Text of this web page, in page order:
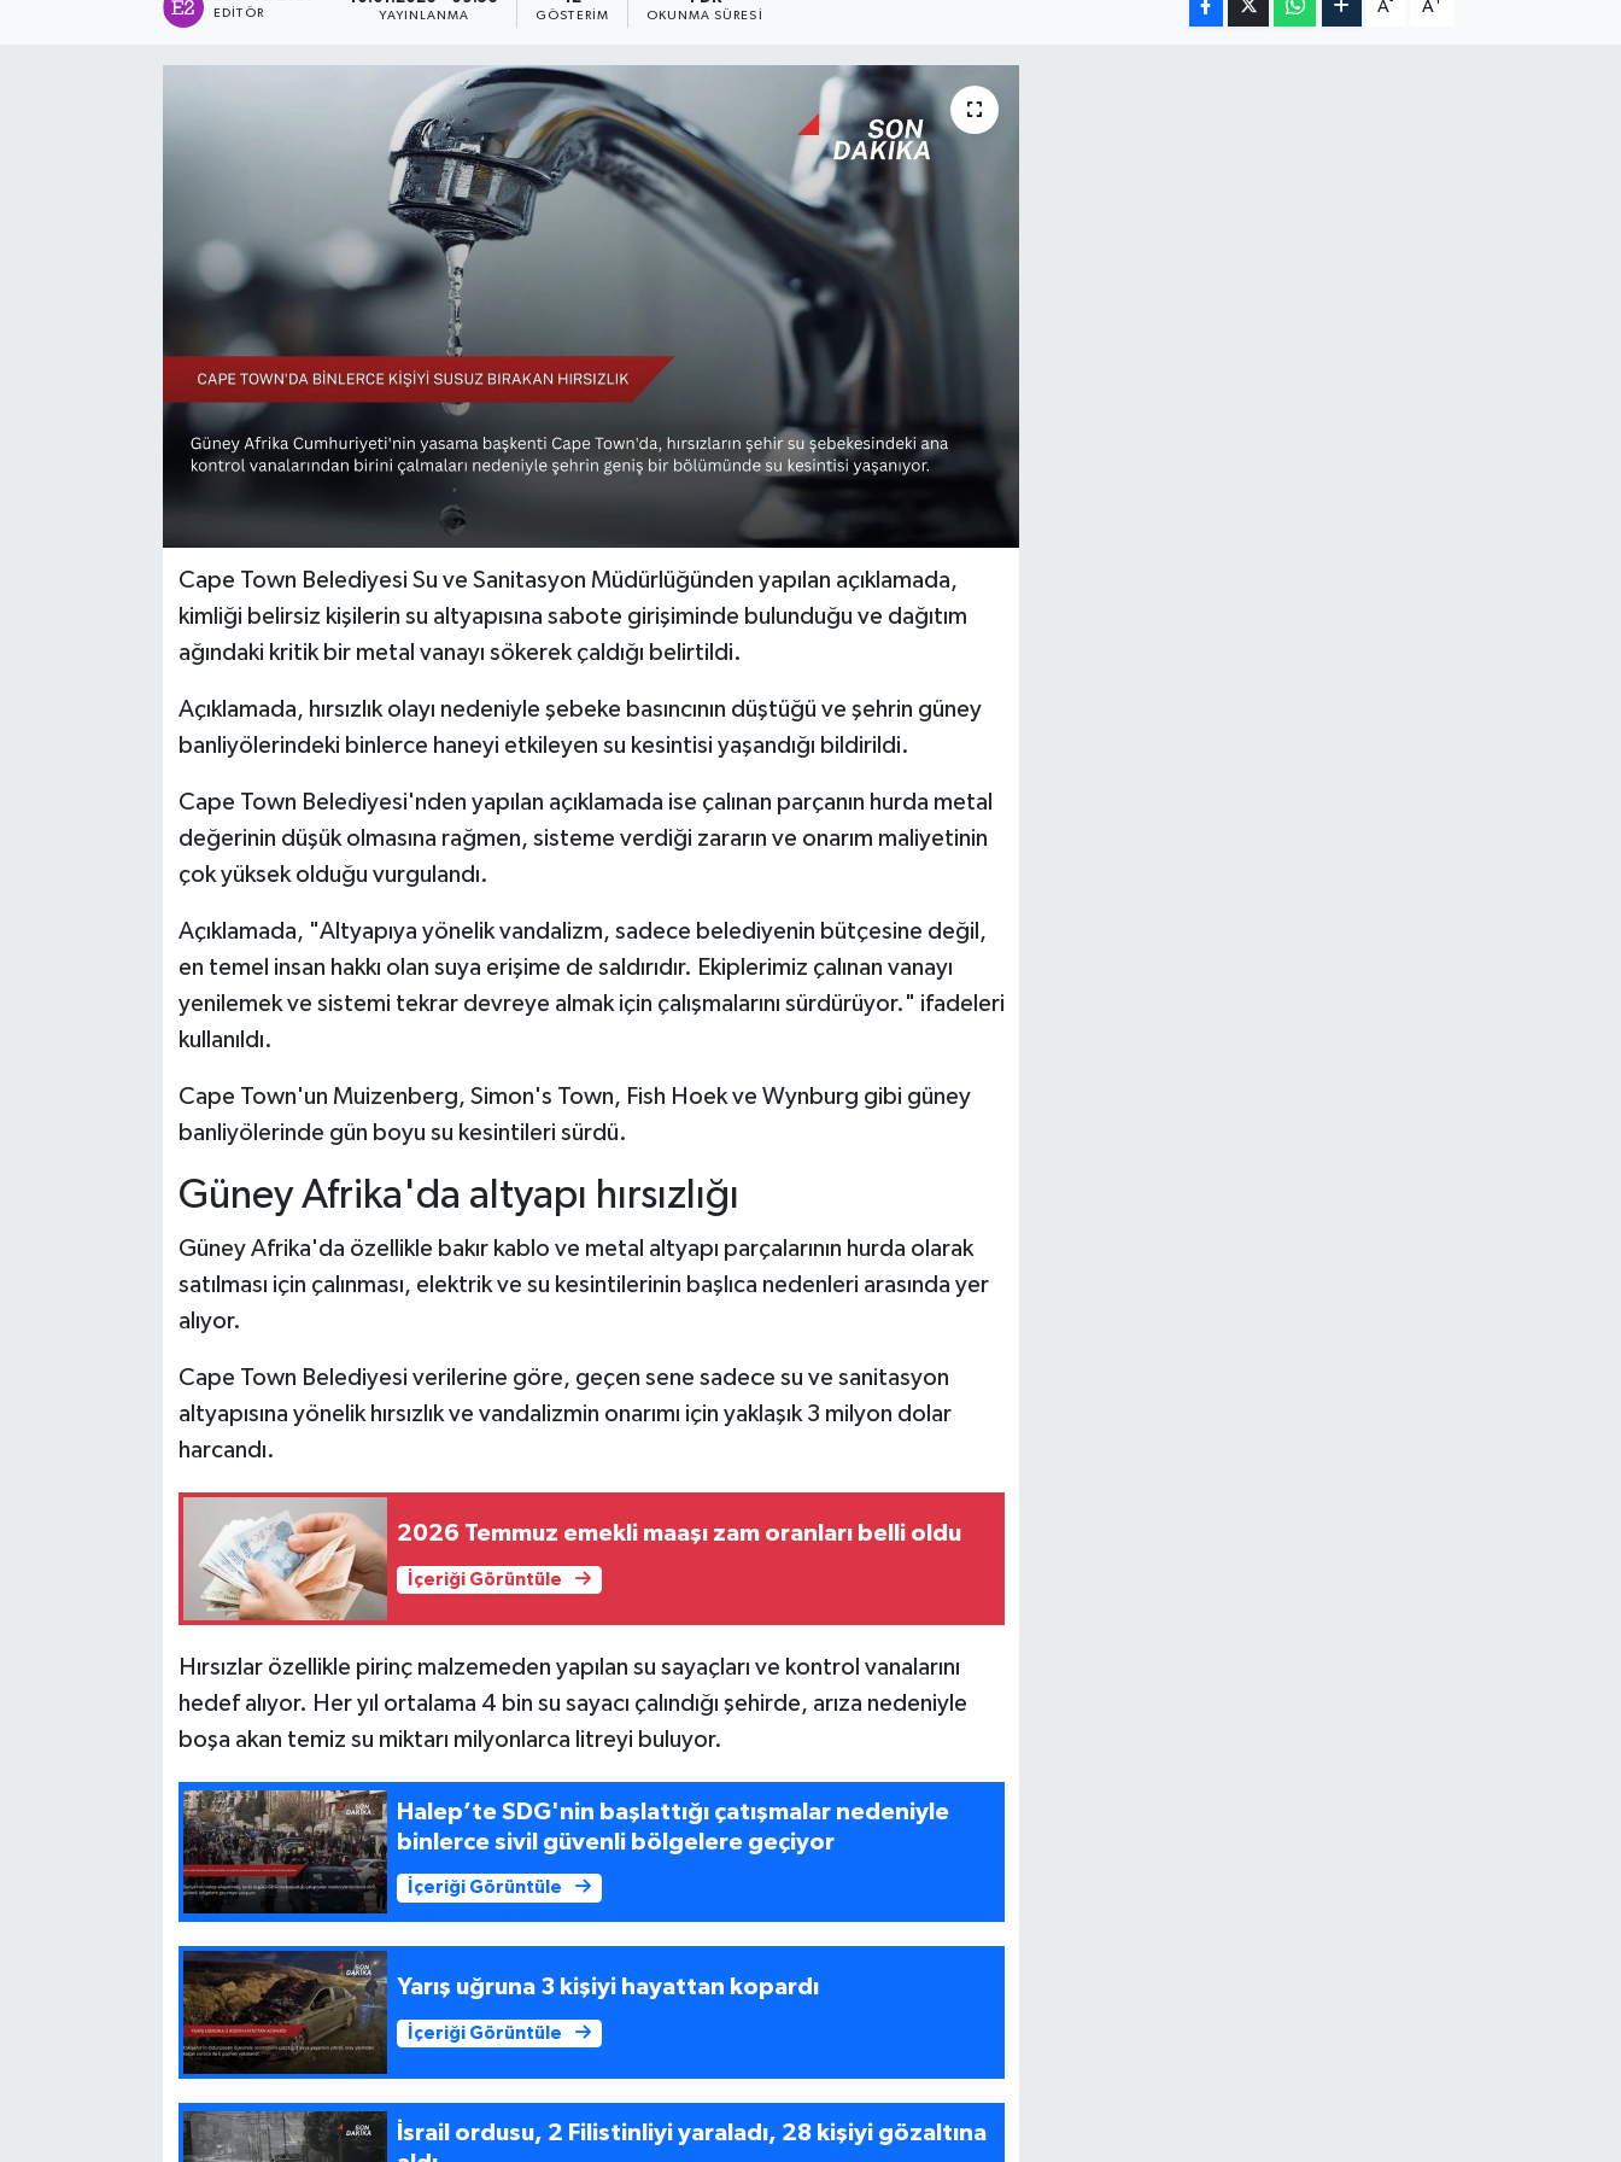
EDITÖR YAYINLANMA GÖSTERIM OKUNMA SÜRESI
A A
Cape Town Belediyesi Su ve Sanitasyon Müdürlüğünden yapılan açıklamada,
kimliği belirsiz kişilerin su altyapısına sabote girişiminde bulunduğu ve dağıtım
ağındaki kritik bir metal vanayı sökerek çaldığı belirtildi.
Açıklamada, hırsızlık olayı nedeniyle şebeke basıncının düştüğü ve şehrin güney
banliyölerindeki binlerce haneyi etkileyen su kesintisi yaşandığı bildirildi.
Cape Town Belediyesi'nden yapılan açıklamada ise çalınan parçanın hurda metal
değerinin düşük olmasına rağmen, sisteme verdiği zararın ve onarım maliyetinin
çok yüksek olduğu vurgulandı.
Açıklamada, "Altyapıya yönelik vandalizm, sadece belediyenin bütçesine değil,
en temel insan hakkı olan suya erişime de saldırıdır. Ekiplerimiz çalınan vanayı
yenilemek ve sistemi tekrar devreye almak için çalışmalarını sürdürüyor." ifadeleri
kullanıldı.
Cape Town'un Muizenberg, Simon's Town, Fish Hoek ve Wynburg gibi güney
banliyölerinde gün boyu su kesintileri sürdü.
Güney Afrika'da altyapı hırsızlığı
Güney Afrika'da özellikle bakır kablo ve metal altyapı parçalarının hurda olarak
satılması için çalınması, elektrik ve su kesintilerinin başlıca nedenleri arasında yer
alıyor.
Cape Town Belediyesi verilerine göre, geçen sene sadece su ve sanitasyon
altyapısına yönelik hırsızlık ve vandalizmin onarımı için yaklaşık 3 milyon dolar
harcandı.
2026 Temmuz emekli maaşı zam oranları belli oldu
İçeriği Görüntüle
Hırsızlar özellikle pirinç malzemeden yapılan su sayaçları ve kontrol vanalarını
hedef alıyor. Her yıl ortalama 4 bin su sayacı çalındığı şehirde, arıza nedeniyle
boşa akan temiz su miktarı milyonlarca litreyi buluyor.
Halep’te SDG'nin başlattığı çatışmalar nedeniyle
binlerce sivil güvenli bölgelere geçiyor
İçeriği Görüntüle
Yarış uğruna 3 kişiyi hayattan kopardı
İçeriği Görüntüle
İsrail ordusu, 2 Filistinliyi yaraladı, 28 kişiyi gözaltına